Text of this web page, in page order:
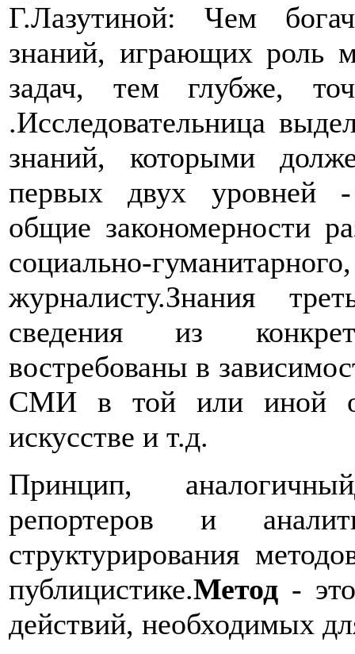
Г.Лазутиной: Чем
знаний, играющих роль
задач, тем глубже,
.Исследовательница
знаний, которыми
первых двух уровней
общие закономерности
социально-
журналисту.Знания
сведения из
востребованы в
СМИ в той или иной
искусстве и т.д.
Принцип,
репортеров и
структурирования
публицистике.Метод -
действий, необходимых